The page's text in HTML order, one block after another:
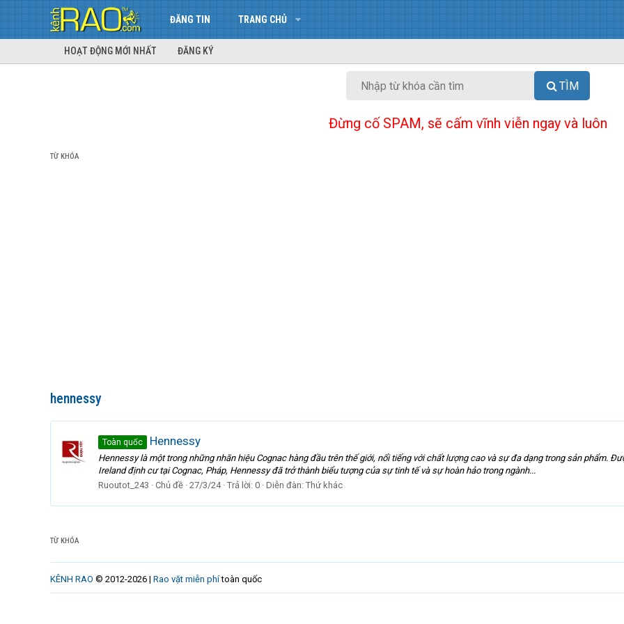
ĐĂNG TIN TRANG CHỦ
HOẠT ĐỘNG MỚI NHẤT ĐĂNG KÝ
TÌM
Đừng cố SPAM, sẽ cấm vĩnh viễn ngay và luôn
TỪ KHÓA
hennessy
Toàn quốc Hennessy
Hennessy là một trong những nhãn hiệu Cognac hàng đầu trên thế giới, nổi tiếng với chất lượng cao và sự đa dạng trong sản phẩm.
Ireland định cư tại Cognac, Pháp, Hennessy đã trở thành biểu tượng của sự tinh tế và sự hoàn hảo trong ngành...
Ruoutot_243
Chủ đề 27/3/24 Trả lời: 0 Diễn đàn: Thứ khác
TỪ KHÓA
KÊNH RAO © 2012-2026 | Rao vặt miễn phítoàn quốc